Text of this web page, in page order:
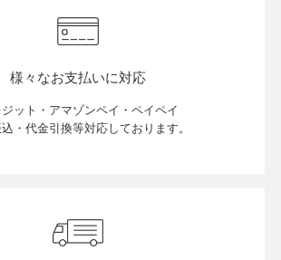
く表示
様々なお支払いに対応
ジット・アマゾンペイ・ペイペイ
・代金引換等対応しております。